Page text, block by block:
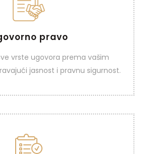
pravo
vrste ugovora prema vašim
jasnost i pravnu sigurnost.
pravo
VIDI VIŠE